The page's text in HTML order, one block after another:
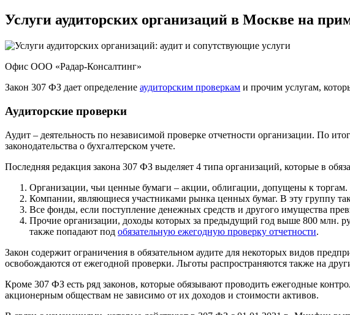
Услуги аудиторских организаций в Москве на
Офис ООО «Радар-Консалтинг»
Закон 307 ФЗ дает определение аудиторским проверкам и прочим услугам,
Аудиторские проверки
Аудит – деятельность по независимой проверке отчетности организации. По
законодательства о бухгалтерском учете.
Последняя редакция закона 307 ФЗ выделяет 4 типа организаций, которые в
Организации, чьи ценные бумаги – акции, облигации, допущены к торгам.
Компании, являющиеся участниками рынка ценных бумаг. В эту группу
Все фонды, если поступление денежных средств и другого имущества
Прочие организации, доходы которых за предыдущий год выше 800 млн.
также попадают под обязательную ежегодную проверку отчетности.
Закон содержит ограничения в обязательном аудите для некоторых видов
освобождаются от ежегодной проверки. Льготы распространяются также на
Кроме 307 ФЗ есть ряд законов, которые обязывают проводить ежегодные
акционерным обществам не зависимо от их доходов и стоимости активов.